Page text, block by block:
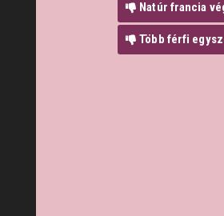
Natúr francia
Több férfi